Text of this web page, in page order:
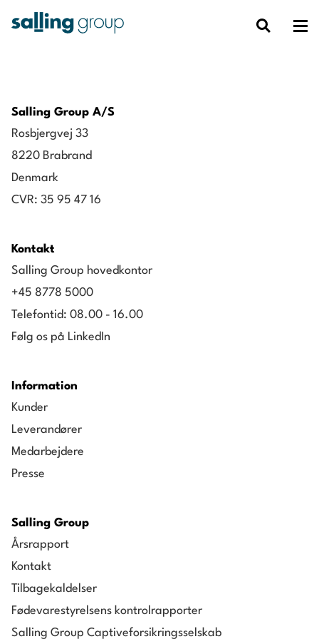
Salling Group A/S
Rosbjergvej 33
8220 Brabrand
Denmark
CVR: 35 95 47 16
Kontakt
Salling Group hovedkontor
+45 8778 5000
Telefontid: 08.00 - 16.00
Følg os på LinkedIn
Information
Kunder
Leverandører
Medarbejdere
Presse
Salling Group
Årsrapport
Kontakt
Tilbagekaldelser
Fødevarestyrelsens kontrolrapporter
Salling Group Captiveforsikringsselskab